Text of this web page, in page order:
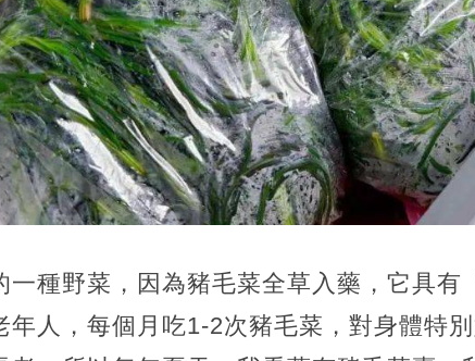
種野菜，因為豬毛菜全草入藥，它具有
年人，每個月吃1-2次豬毛菜，對身體特